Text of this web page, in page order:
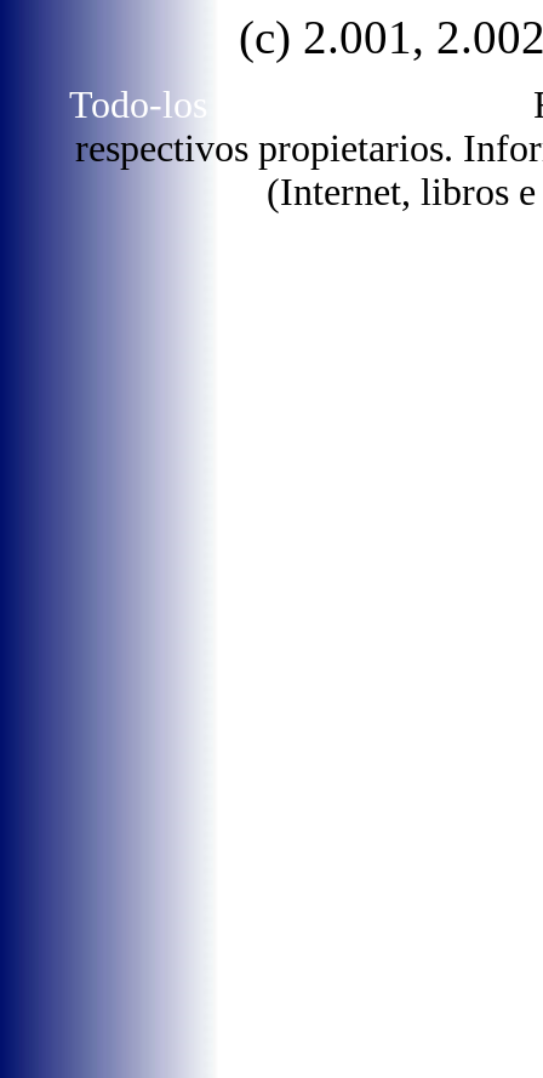
(c) 2.001,
Todo-los dereitos reservados.
respectivos propietarios.
(Internet, libros